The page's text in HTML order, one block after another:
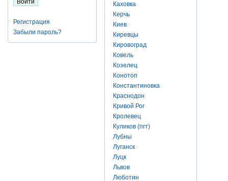
Регистрация
Забыли пароль?
Каховка
Керчь
Киев
Киревцы
Кировоград
Ковель
Козелец
Конотоп
Константиновка
Краснодон
Кривой Рог
Кролевец
Куликов (пгт)
Лубны
Луганск
Луцк
Львов
Люботин